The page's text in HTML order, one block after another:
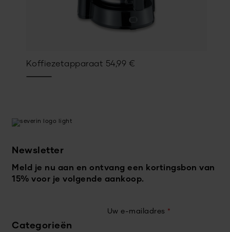
Koffiezetapparaat 54,99 €
Newsletter
Meld je nu aan en ontvang een kortingsbon van
15% voor je volgende aankoop.
Uw e-mailadres *
Categorieën